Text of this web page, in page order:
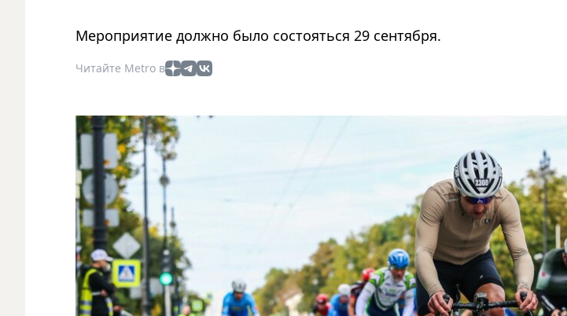
Мероприятие должно было состояться 29 сентября.
Читайте Metro в